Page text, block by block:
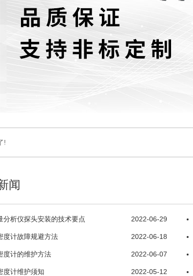
!
闻
2022-06-29
分析仪探头安装的技术要点
2022-06-18
度计故障规避方法
2022-06-07
度计的维护方法
2022-05-12
度计维护须知